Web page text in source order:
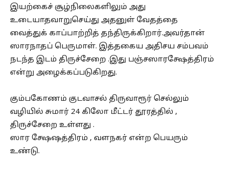
இயற்கைச் சூழ்நிலைகளிலும் அது
உடையாதவாறுசெய்து அதனுள் வேதத்தை
வைத்துக் காப்பாற்றித் தந்திருக்கிறார்.அவர்தான்
ஸாரநாதப் பெருமாள். இத்தகைய அதிசய சம்பவம்
நடந்த இடம் திருச்சேறை .இது பஞ்சஸாரக்ஷேத்திரம்
என்று அழைக்கப்படுகிறது.
கும்பகோணம் குடவாசல் திருவாரூர் செல்லும்
வழியில் சுமார் 24 கிலோ மீட்டர் தூரத்தில் ,
திருச்சேறை உள்ளது .
ஸார க்ஷேஷத்திரம் , வளநகர் என்ற பெயரும்
உண்டு.